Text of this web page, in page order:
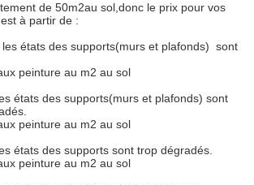
de 50m2au sol,donc le prix pour vos
à partir de :
états des supports(murs et plafonds) sont
peinture au m2 au sol
états des supports(murs et plafonds) sont
peinture au m2 au sol
états des supports sont trop dégradés.
peinture au m2 au sol